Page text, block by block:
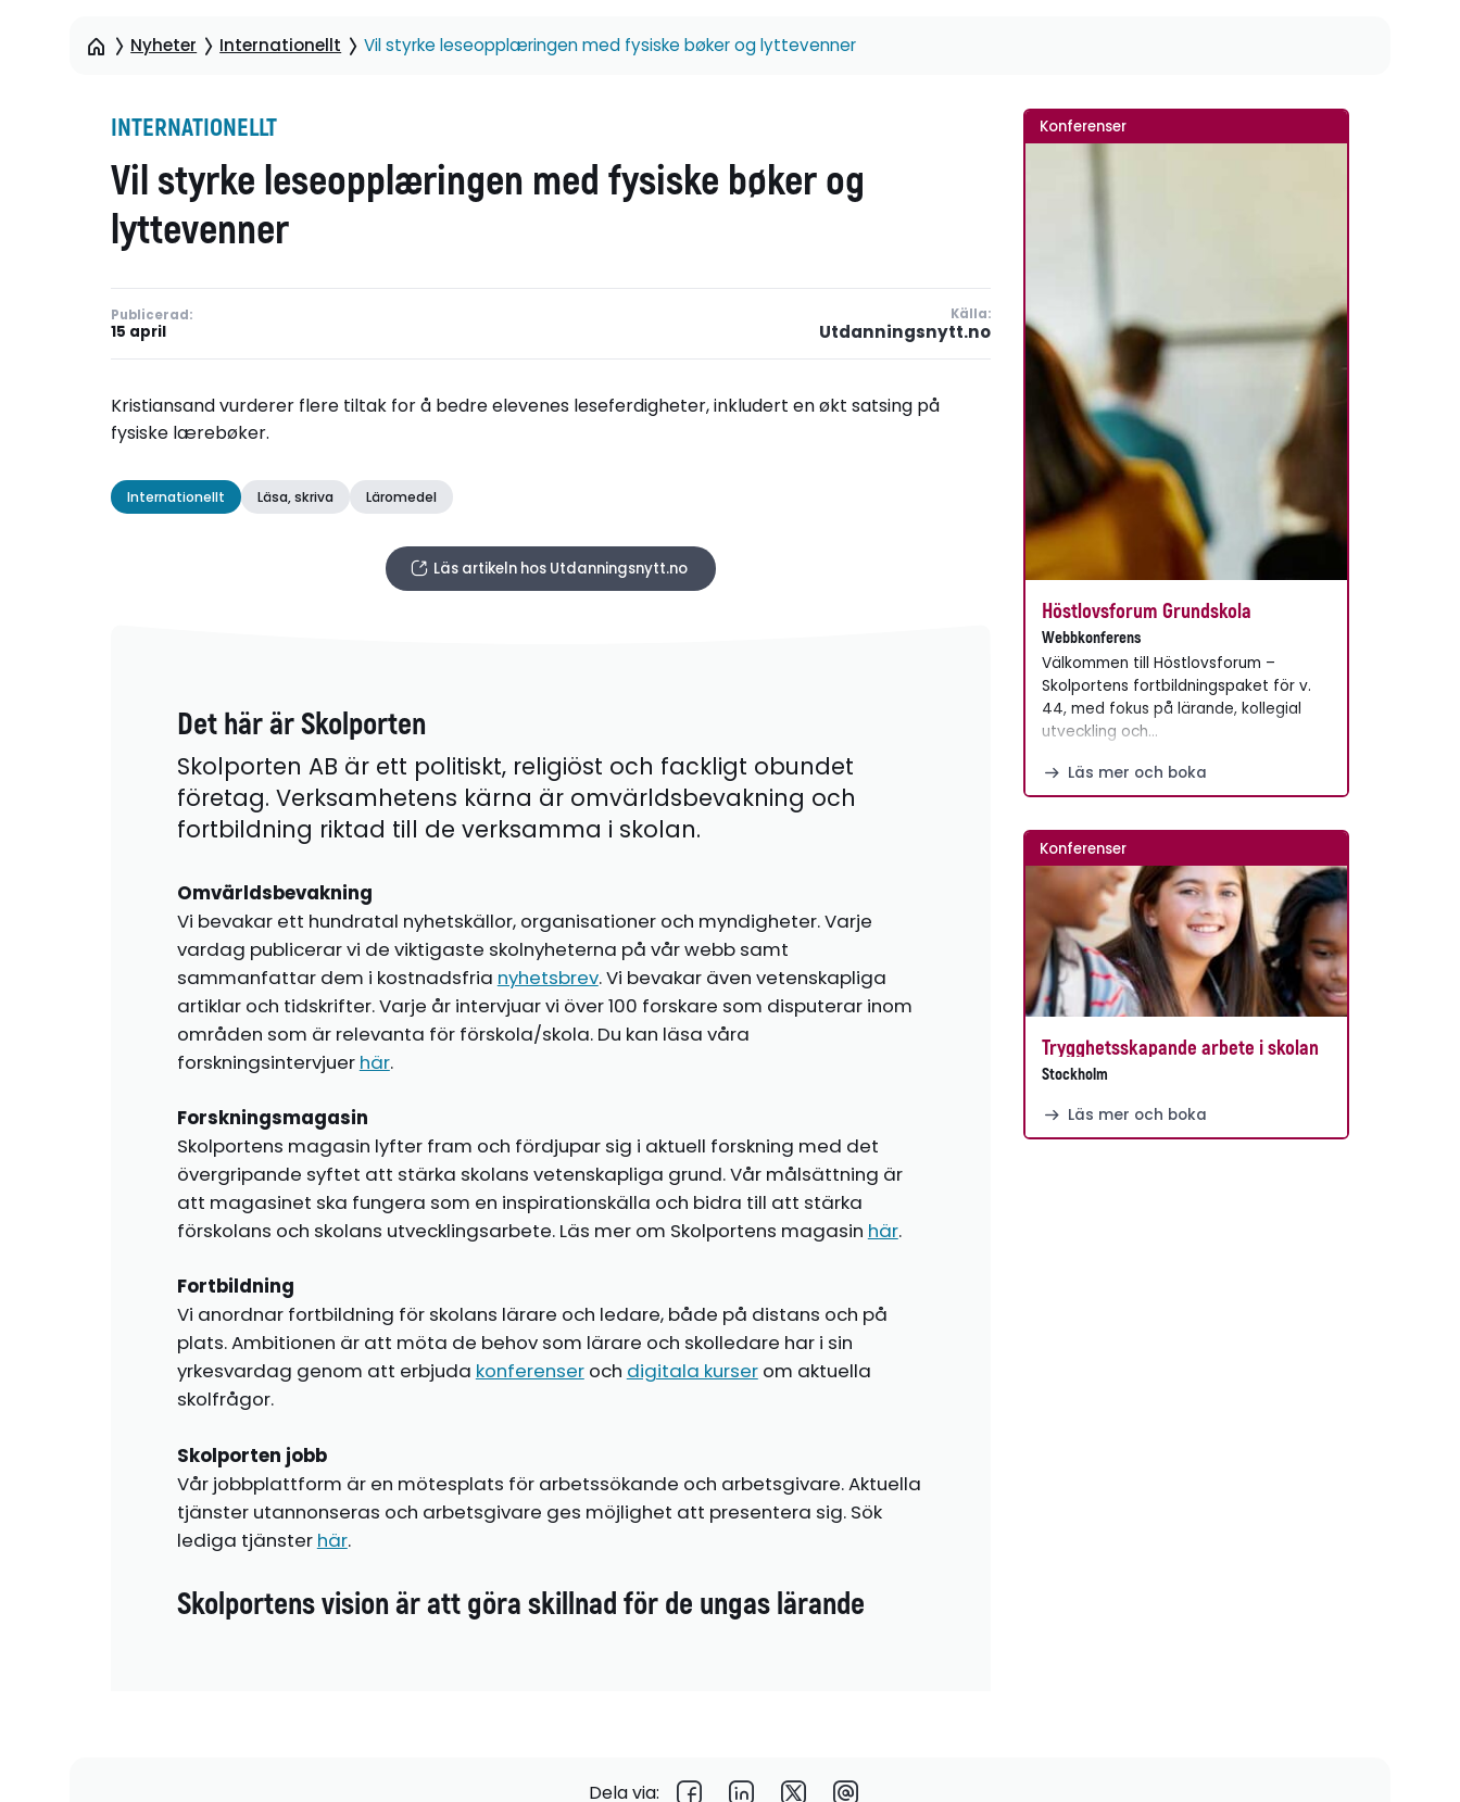
Nyheter Internationellt Vil styrke leseopplæringen med fysiske bøker og lyttevenner
INTERNATIONELLT
Vil styrke leseopplæringen med fysiske bøker og
lyttevenner
Publicerad:
15 april
Källa:
Utdanningsnytt.no
Kristiansand vurderer flere tiltak for å bedre elevenes leseferdigheter, inkludert en økt satsing på
fysiske lærebøker.
Internationellt Läsa, skriva Läromedel
Läs artikeln hos Utdanningsnytt.no
Det här är Skolporten
Skolporten AB är ett politiskt, religiöst och fackligt obundet
företag. Verksamhetens kärna är omvärldsbevakning och
fortbildning riktad till de verksamma i skolan.
Omvärldsbevakning
Vi bevakar ett hundratal nyhetskällor, organisationer och myndigheter. Varje
vardag publicerar vi de viktigaste skolnyheterna på vår webb samt
sammanfattar dem i kostnadsfria nyhetsbrev. Vi bevakar även vetenskapliga
artiklar och tidskrifter. Varje år intervjuar vi över 100 forskare som disputerar inom
områden som är relevanta för förskola/skola. Du kan läsa våra
forskningsintervjuer här.
Forskningsmagasin
Skolportens magasin lyfter fram och fördjupar sig i aktuell forskning med det
övergripande syftet att stärka skolans vetenskapliga grund. Vår målsättning är
att magasinet ska fungera som en inspirationskälla och bidra till att stärka
förskolans och skolans utvecklingsarbete. Läs mer om Skolportens magasin här.
Fortbildning
Vi anordnar fortbildning för skolans lärare och ledare, både på distans och på
plats. Ambitionen är att möta de behov som lärare och skolledare har i sin
yrkesvardag genom att erbjuda konferenseroch digitala kurserom aktuella
skolfrågor.
Skolporten jobb
Vår jobbplattform är en mötesplats för arbetssökande och arbetsgivare. Aktuella
tjänster utannonseras och arbetsgivare ges möjlighet att presentera sig. Sök
lediga tjänster här.
Skolportens vision är att göra skillnad för de ungas lärande
Konferenser
Höstlovsforum Grundskola
Webbkonferens
Välkommen till Höstlovsforum –
Skolportens fortbildningspaket för v.
44, med fokus på lärande, kollegial
utveckling och…
Läs mer och boka
Konferenser
Trygghetsskapande arbete i skolan
Stockholm
Läs mer och boka
Dela via: